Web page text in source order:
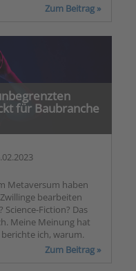
Zum Beitrag »
für Baubranche
Metaversum haben
bearbeiten
Science-Fiction? Das
Meine Meinung hat
ich, warum.
Zum Beitrag »